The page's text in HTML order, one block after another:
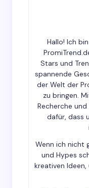
Your Comment *
Save my
Hallo! Ich
Stars und
spannende
der Welt der
zu bringen.
Recherche
dafür, dass
Wenn ich nicht
und Hypes
kreativen